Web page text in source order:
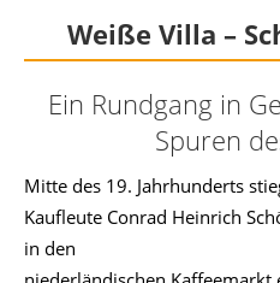
Weiße Villa –
Ein Rundgang in
Spuren
Mitte des 19. Jahrhunderts
Kaufleute Conrad Heinrich
in den